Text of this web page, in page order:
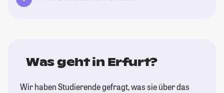
Was geht in Erfurt?
Wir haben Studierende gefragt, was sie über das